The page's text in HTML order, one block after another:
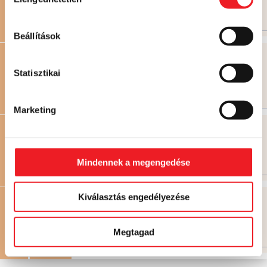
Beállítások
Statisztikai
Marketing
Mindennek a megengedése
Kiválasztás engedélyezése
Megtagad
T1 SÜTEMÉNYEK
860 FT
T2 SÜTEMÉNYEK
845 FT
850 FT